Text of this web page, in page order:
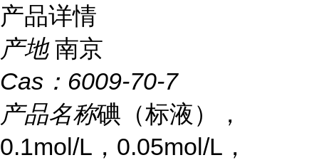
产品详情
产地 南京
Cas： 6009-70-7
产品名称碘（标液），
0.1mol/L，0.05mol/L，